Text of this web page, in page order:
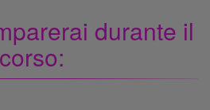
durante il
corso: